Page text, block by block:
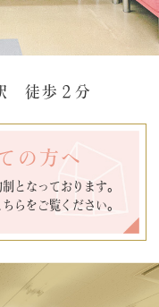
徒歩２分
の方へ
となっております。
らをご覧ください。